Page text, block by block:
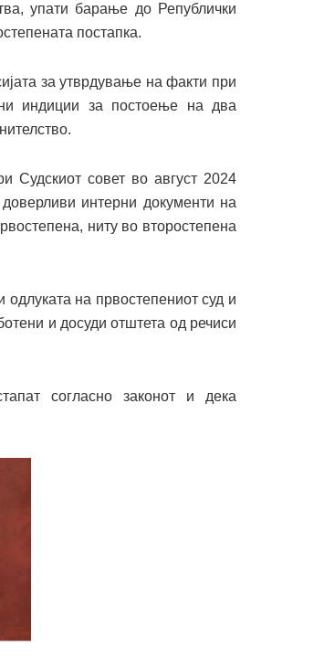
упати барање до Републички
постапка.
за утврдување на факти при
индиции за постоење на два
Судскиот совет во август 2024
интерни документи на
ниту во второстепена
на првостепениот суд и
и досуди отштета од речиси
согласно законот и дека